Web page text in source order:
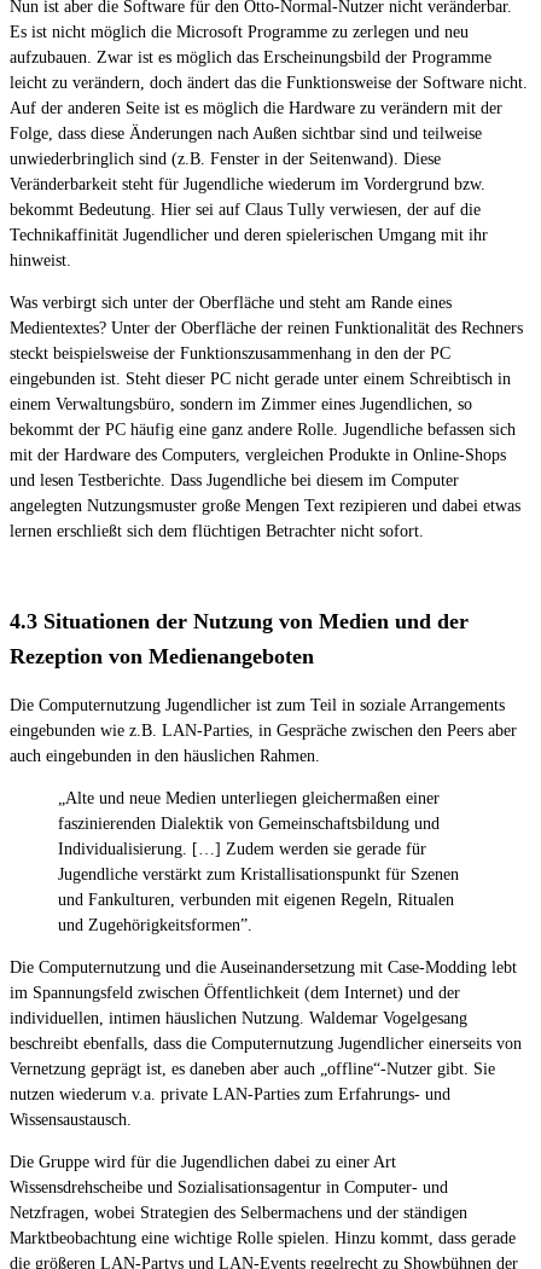
Nun ist aber die Software für den Otto-Normal-Nutzer nicht veränderbar.
Es ist nicht möglich die Microsoft Programme zu zerlegen und neu
aufzubauen. Zwar ist es möglich das Erscheinungsbild der Programme
leicht zu verändern, doch ändert das die Funktionsweise der Software nicht.
Auf der anderen Seite ist es möglich die Hardware zu verändern mit der
Folge, dass diese Änderungen nach Außen sichtbar sind und teilweise
unwiederbringlich sind (z.B. Fenster in der Seitenwand). Diese
Veränderbarkeit steht für Jugendliche wiederum im Vordergrund bzw.
bekommt Bedeutung. Hier sei auf Claus Tully verwiesen, der auf die
Technikaffinität Jugendlicher und deren spielerischen Umgang mit ihr
hinweist.
Was verbirgt sich unter der Oberfläche und steht am Rande eines
Medientextes? Unter der Oberfläche der reinen Funktionalität des Rechners
steckt beispielsweise der Funktionszusammenhang in den der PC
eingebunden ist. Steht dieser PC nicht gerade unter einem Schreibtisch in
einem Verwaltungsbüro, sondern im Zimmer eines Jugendlichen, so
bekommt der PC häufig eine ganz andere Rolle. Jugendliche befassen sich
mit der Hardware des Computers, vergleichen Produkte in Online-Shops
und lesen Testberichte. Dass Jugendliche bei diesem im Computer
angelegten Nutzungsmuster große Mengen Text rezipieren und dabei etwas
lernen erschließt sich dem flüchtigen Betrachter nicht sofort.
4.3 Situationen der Nutzung von Medien und der
Rezeption von Medienangeboten
Die Computernutzung Jugendlicher ist zum Teil in soziale Arrangements
eingebunden wie z.B. LAN-Parties, in Gespräche zwischen den Peers aber
auch eingebunden in den häuslichen Rahmen.
„Alte und neue Medien unterliegen gleichermaßen einer
faszinierenden Dialektik von Gemeinschaftsbildung und
Individualisierung. […] Zudem werden sie gerade für
Jugendliche verstärkt zum Kristallisationspunkt für Szenen
und Fankulturen, verbunden mit eigenen Regeln, Ritualen
und Zugehörigkeitsformen”.
Die Computernutzung und die Auseinandersetzung mit Case-Modding lebt
im Spannungsfeld zwischen Öffentlichkeit (dem Internet) und der
individuellen, intimen häuslichen Nutzung. Waldemar Vogelgesang
beschreibt ebenfalls, dass die Computernutzung Jugendlicher einerseits von
Vernetzung geprägt ist, es daneben aber auch „offline“-Nutzer gibt. Sie
nutzen wiederum v.a. private LAN-Parties zum Erfahrungs- und
Wissensaustausch.
Die Gruppe wird für die Jugendlichen dabei zu einer Art
Wissensdrehscheibe und Sozialisationsagentur in Computer- und
Netzfragen, wobei Strategien des Selbermachens und der ständigen
Marktbeobachtung eine wichtige Rolle spielen. Hinzu kommt, dass gerade
die größeren LAN-Partys und LAN-Events regelrecht zu Showbühnen der